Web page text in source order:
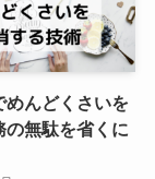
めんどくさいを
の無駄を省くに